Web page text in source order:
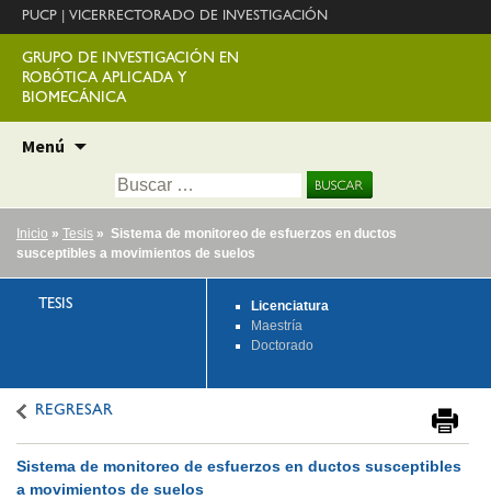
PUCP VICERRECTORADO DE INVESTIGACIÓN
GRUPO DE INVESTIGACIÓN EN
ROBÓTICA APLICADA Y
BIOMECÁNICA
Menú
contenido
Buscar:
Inicio » Tesis » Sistema de monitoreo de esfuerzos en ductos
susceptibles a movimientos de suelos
TESIS
Licenciatura
Maestría
Doctorado
REGRESAR
Sistema de monitoreo de esfuerzos en ductos susceptibles
a movimientos de suelos